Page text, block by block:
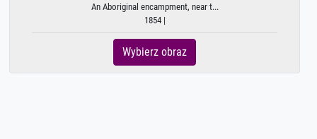
An Aboriginal encampment, near t...
1854 |
Wybierz obraz